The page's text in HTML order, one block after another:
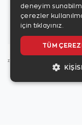
Copyright
Zen
Turquality
deneyim
çerezler
için tıklayınız.
TÜM